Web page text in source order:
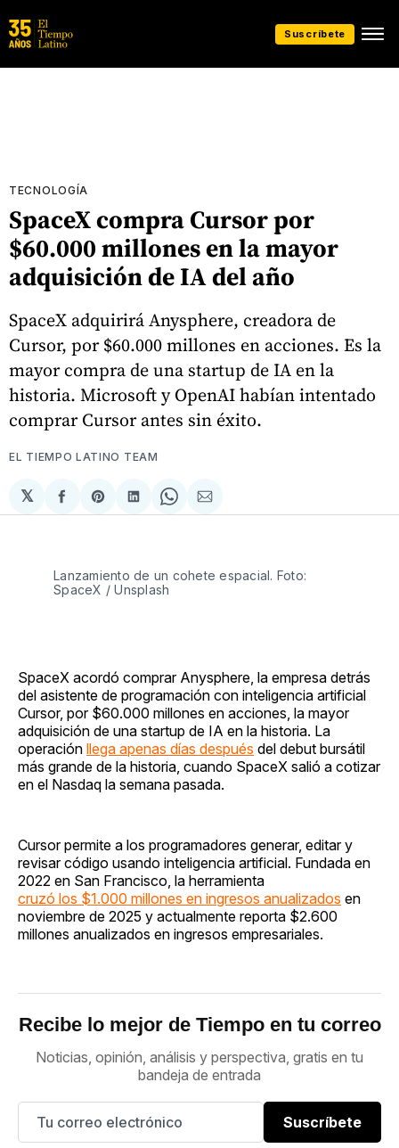
Suscríbete
TECNOLOGÍA
SpaceX compra Cursor por
$60.000 millones en la mayor
adquisición de IA del año
SpaceX adquirirá Anysphere, creadora de
Cursor, por $60.000 millones en acciones. Es la
mayor compra de una startup de IA en la
historia. Microsoft y OpenAI habían intentado
comprar Cursor antes sin éxito.
EL TIEMPO LATINO TEAM
𝕏
Compartir
en
Share
on
Compartir
en
Share
on
Compartir
via
Lanzamiento de un cohete espacial. Foto:
SpaceX / Unsplash
SpaceX acordó comprar Anysphere, la empresa detrás
del asistente de programación con inteligencia artificial
Cursor, por $60.000 millones en acciones, la mayor
adquisición de una startup de IA en la historia. La
operación llega apenas días después del debut bursátil
más grande de la historia, cuando SpaceX salió a cotizar
en el Nasdaq la semana pasada.
Cursor permite a los programadores generar, editar y
revisar código usando inteligencia artificial. Fundada en
2022 en San Francisco, la herramienta
cruzó los $1.000 millones en ingresos anualizados en
noviembre de 2025 y actualmente reporta $2.600
millones anualizados en ingresos empresariales.
Recibe lo mejor de Tiempo en tu correo
Noticias, opinión, análisis y perspectiva, gratis en tu
bandeja de entrada
Suscríbete